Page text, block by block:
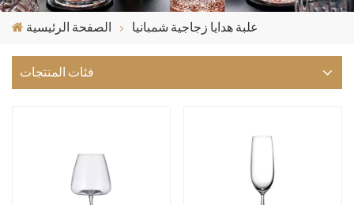
الصفحة الرئيسية علبة هدايا زجاجية شمبانيا
فئات المنتجات